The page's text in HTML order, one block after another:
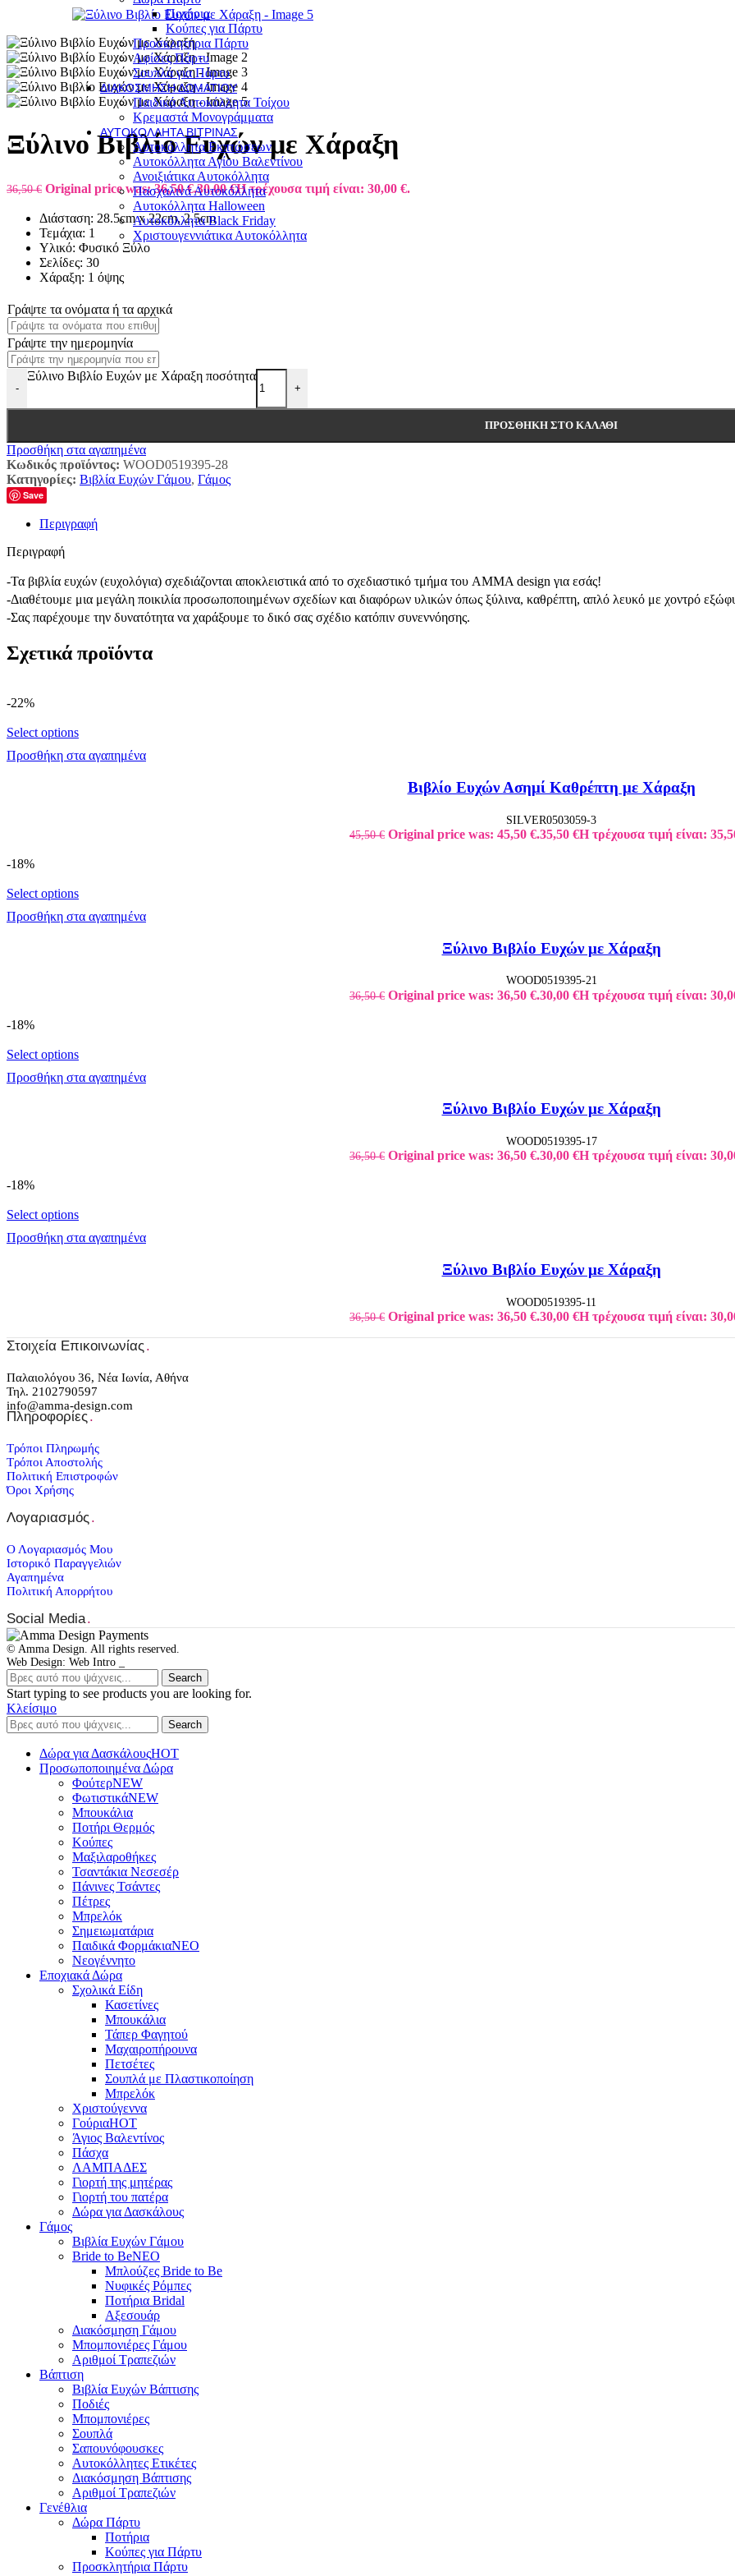
Ποτήρια
Κούπες για Πάρτυ
Προσκλητήρια Πάρτυ
Αφίσες Πάρτυ
Σουπλά για Πάρτυ
ΔΙΑΚΌΣΜΗΣΗ ΔΩΜΑΤΊΟΥ
Παιδικά Αυτοκόλλητα Τοίχου
Κρεμαστά Μονογράμματα
ΑΥΤΟΚΌΛΛΗΤΑ ΒΙΤΡΊΝΑΣ
Αυτοκόλλητα Εκπτώσεων
Αυτοκόλλητα Αγίου Βαλεντίνου
Ανοιξιάτικα Αυτοκόλλητα
Πασχαλινά Αυτοκόλλητα
Αυτοκόλλητα Halloween
Αυτοκόλλητα Black Friday
Χριστουγεννιάτικα Αυτοκόλλητα
Ξύλινο Βιβλίο Ευχών με Χάραξη
36,50€ Original price was: 36,50 €.30,00€Η τρέχουσα τιμή είναι: 30,00 €.
Διάσταση: 28.5cm x 22cm, 2.5cm
Τεμάχια: 1
Υλικό: Φυσικό Ξύλο
Σελίδες: 30
Χάραξη: 1 όψης
Γράψτε τα ονόματα ή τα αρχικά
Γράψτε την ημερομηνία
-
Ξύλινο Βιβλίο Ευχών με Χάραξη ποσότητα
+
ΠΡΟΣΘΉΚΗ ΣΤΟ ΚΑΛΆΘΙ
Προσθήκη στα αγαπημένα
Κωδικός προϊόντος: WOOD0519395-28
Κατηγορίες: Βιβλία Ευχών Γάμου, Γάμος
Save
Περιγραφή
Περιγραφή
-Τα βιβλία ευχών (ευχολόγια) σχεδιάζονται αποκλειστικά από το σχεδιαστικό τμήμα του AMMA design για εσάς!
-Διαθέτουμε μια μεγάλη ποικιλία προσωποποιημένων σχεδίων και διαφόρων υλικών όπως ξύλινα, καθρέπτη, απλό λευκό με χοντρό
-Σας παρέχουμε την δυνατότητα να χαράξουμε το δικό σας σχέδιο κατόπιν συνεννόησης.
Σχετικά προϊόντα
-22%
Select options
Προσθήκη στα αγαπημένα
Βιβλίο Ευχών Ασημί Καθρέπτη με Χάραξη
SILVER0503059-3
45,50€ Original price was: 45,50 €.35,50 €Η τρέχουσα τιμή είναι:
-18%
Select options
Προσθήκη στα αγαπημένα
Ξύλινο Βιβλίο Ευχών με Χάραξη
WOOD0519395-21
36,50€ Original price was: 36,50 €.30,00 €Η τρέχουσα τιμή είναι:
-18%
Select options
Προσθήκη στα αγαπημένα
Ξύλινο Βιβλίο Ευχών με Χάραξη
WOOD0519395-17
36,50€ Original price was: 36,50 €.30,00 €Η τρέχουσα τιμή είναι:
-18%
Select options
Προσθήκη στα αγαπημένα
Ξύλινο Βιβλίο Ευχών με Χάραξη
WOOD0519395-11
36,50€ Original price was: 36,50 €.30,00 €Η τρέχουσα τιμή είναι:
Στοιχεία Επικοινωνίας.
Παλαιολόγου 36, Νέα Ιωνία, Αθήνα
Τηλ. 2102790597
info@amma-design.com
Πληροφορίες.
Τρόποι Πληρωμής
Τρόποι Αποστολής
Πολιτική Επιστροφών
Όροι Χρήσης
Λογαριασμός.
Ο Λογαριασμός Μου
Ιστορικό Παραγγελιών
Αγαπημένα
Πολιτική Απορρήτου
Social Media.
© Amma Design. All rights reserved.
Web Design: Web Intro _
Search
Start typing to see products you are looking for.
Κλείσιμο
Search
Δώρα για ΔασκάλουςHOT
Προσωποποιημένα Δώρα
ΦούτερNEW
ΦωτιστικάNEW
Μπουκάλια
Ποτήρι Θερμός
Κούπες
Μαξιλαροθήκες
Τσαντάκια Νεσεσέρ
Πάνινες Τσάντες
Πέτρες
Μπρελόκ
Σημειωματάρια
Παιδικά ΦορμάκιαNEO
Νεογέννητο
Εποχιακά Δώρα
Σχολικά Είδη
Κασετίνες
Μπουκάλια
Τάπερ Φαγητού
Μαχαιροπήρουνα
Πετσέτες
Σουπλά με Πλαστικοποίηση
Μπρελόκ
Χριστούγεννα
ΓούριαHOT
Άγιος Βαλεντίνος
Πάσχα
ΛΑΜΠΑΔΕΣ
Γιορτή της μητέρας
Γιορτή του πατέρα
Δώρα για Δασκάλους
Γάμος
Βιβλία Ευχών Γάμου
Bride to BeNEO
Μπλούζες Bride to Be
Νυφικές Ρόμπες
Ποτήρια Bridal
Αξεσουάρ
Διακόσμηση Γάμου
Μπομπονιέρες Γάμου
Αριθμοί Τραπεζιών
Βάπτιση
Βιβλία Ευχών Βάπτισης
Ποδιές
Μπομπονιέρες
Σουπλά
Σαπουνόφουσκες
Αυτοκόλλητες Ετικέτες
Διακόσμηση Βάπτισης
Αριθμοί Τραπεζιών
Γενέθλια
Δώρα Πάρτυ
Ποτήρια
Κούπες για Πάρτυ
Προσκλητήρια Πάρτυ